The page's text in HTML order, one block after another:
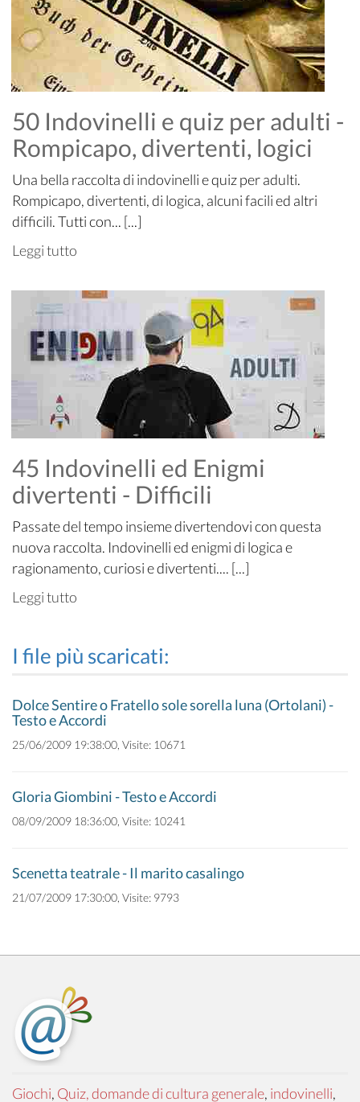
50 Indovinelli e quiz per adulti -
Rompicapo, divertenti, logici
Una bella raccolta di indovinelli e quiz per adulti.
Rompicapo, divertenti, di logica, alcuni facili ed altri
difficili. Tutti con... [...]
Leggi tutto
45 Indovinelli ed Enigmi
divertenti - Difficili
Passate del tempo insieme divertendovi con questa
nuova raccolta. Indovinelli ed enigmi di logica e
ragionamento, curiosi e divertenti.... [...]
Leggi tutto
I file più scaricati:
Dolce Sentire o Fratello sole sorella luna (Ortolani) -
Testo e Accordi
25/06/2009 19:38:00, Visite: 10671
Gloria Giombini - Testo e Accordi
08/09/2009 18:36:00, Visite: 10241
Scenetta teatrale - Il marito casalingo
21/07/2009 17:30:00, Visite: 9793
Giochi, Quiz, domande di cultura generale, indovinelli,